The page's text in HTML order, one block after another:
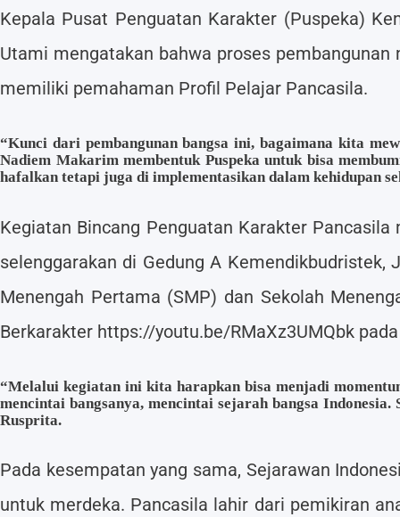
Kepala Pusat Penguatan Karakter (Puspeka)
Utami mengatakan bahwa proses
memiliki pemahaman Profil Pelajar Pancasila.
“Kunci dari pembangunan bangsa ini, bagaimana kita
Nadiem Makarim membentuk Puspeka untuk bisa
hafalkan tetapi juga di implementasikan dalam kehidupan
Kegiatan Bincang Penguatan Karakter
selenggarakan di Gedung A
Menengah Pertama (SMP) dan Sekolah
Berkarakter https://youtu.be/RMaXz3UMQbk
“Melalui kegiatan ini kita harapkan bisa menjadi
mencintai bangsanya, mencintai sejarah bangsa
Rusprita.
Pada kesempatan yang sama, Sejarawan
untuk merdeka. Pancasila lahir dari pemikiran